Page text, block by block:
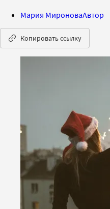
Мария МироноваАвтор
Копировать ссылку